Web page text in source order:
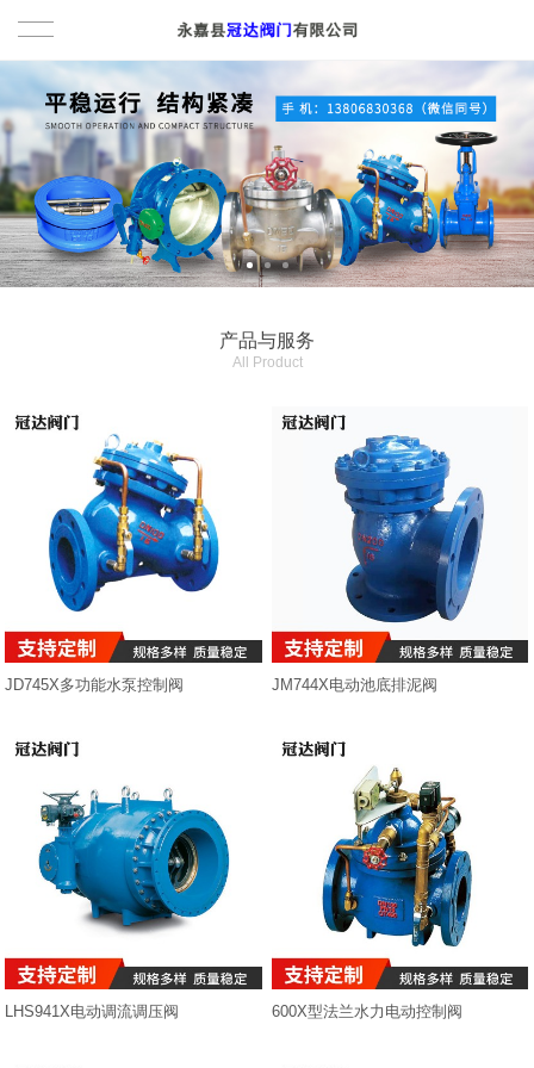
产品与服务
All Product
JD745X多功能水泵控制阀 JM744X电动池底排泥阀
LHS941X电动调流调压阀 600X型法兰水力电动控制阀
首页
产品与服务
水力控制阀
多功能水泵控制阀
电动阀
闸阀
排气阀
减压阀
其它阀门
其它石油设备
关于我们
新闻动态